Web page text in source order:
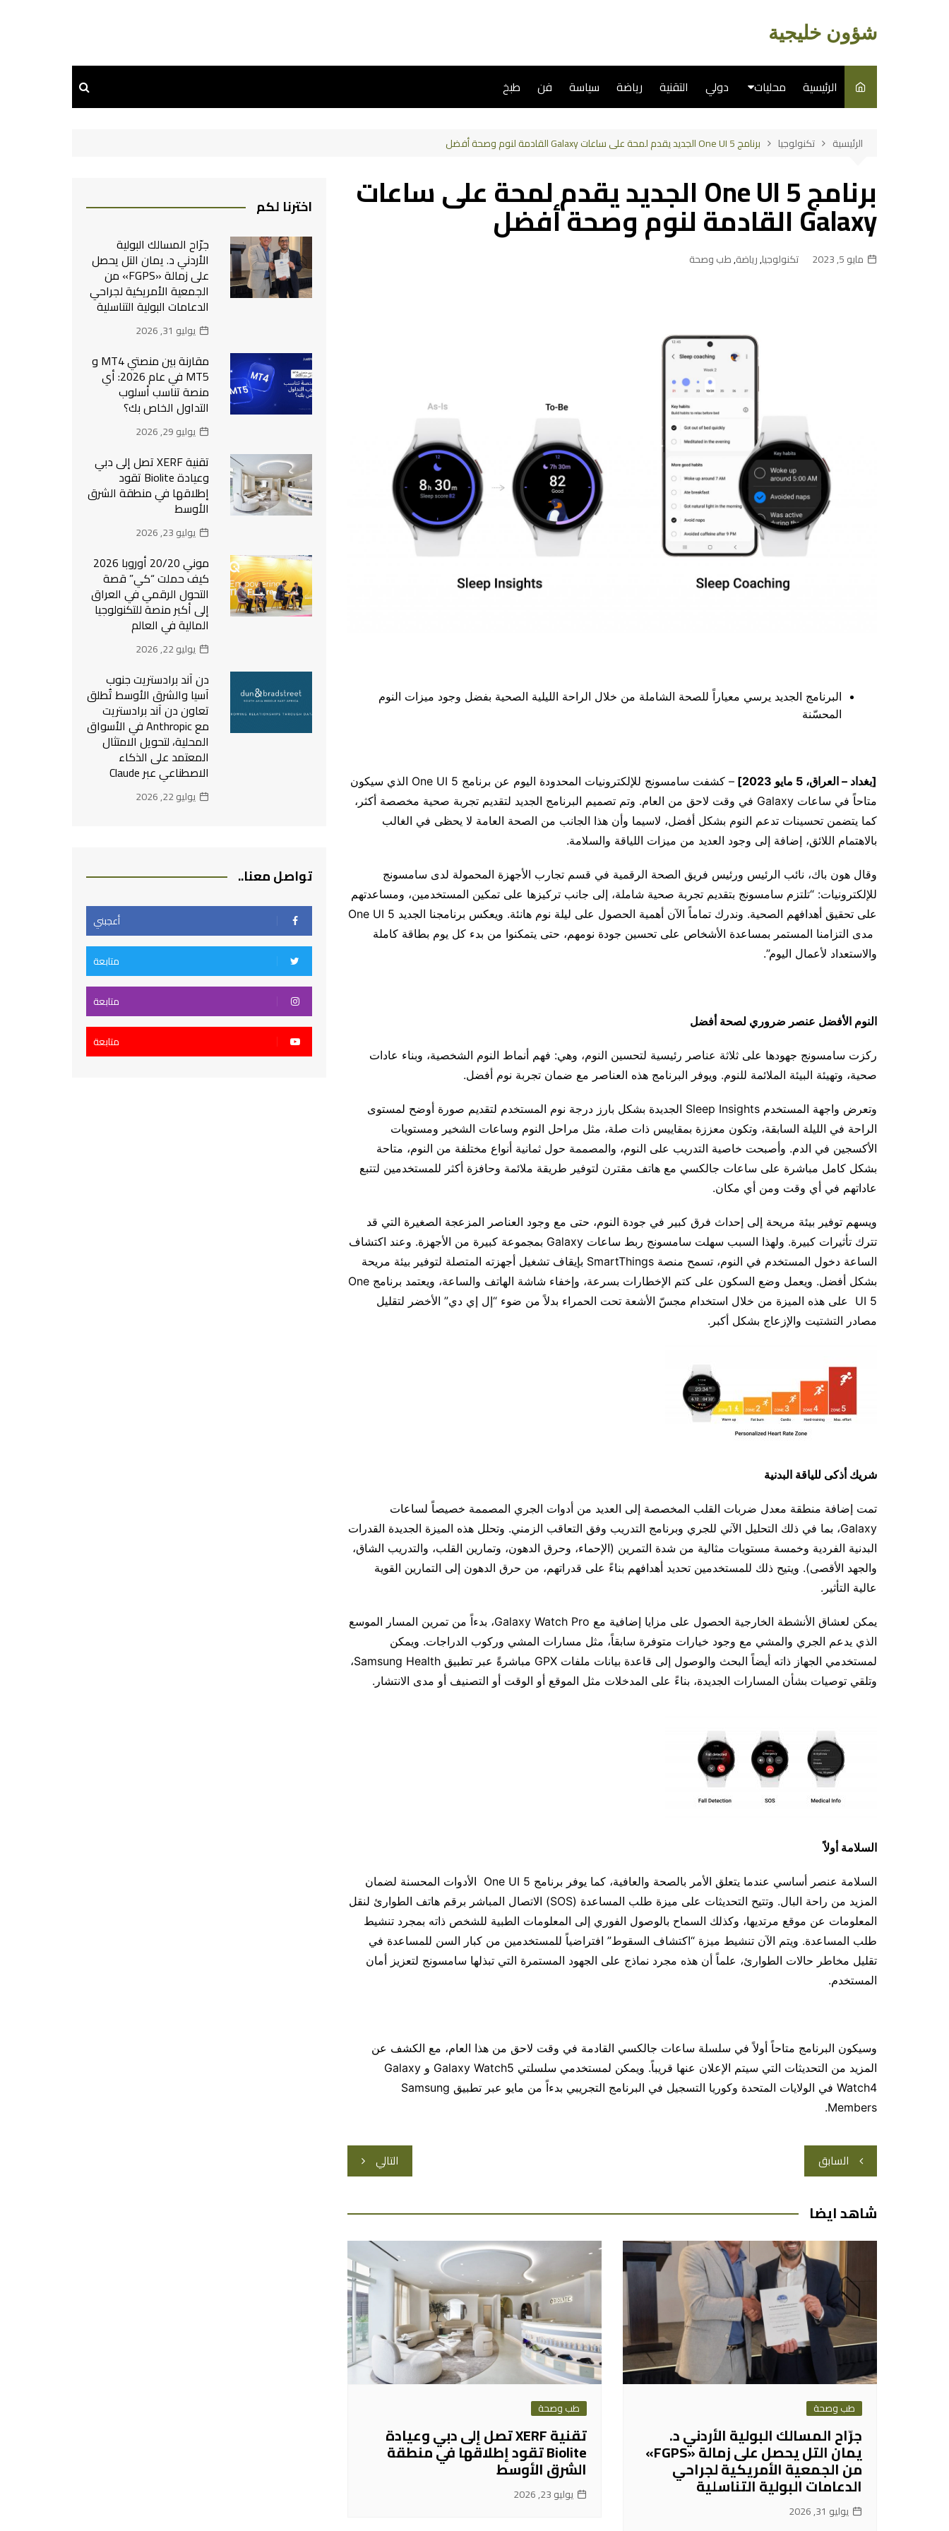
شؤون خليجية
الرئيسية محليات
طبخ
دولي التقنية رياضة سياسة فن طبخ
الرئيسية تكنولوجيا برنامج One UI 5 الجديد يقدم لمحة على ساعات Galaxy القادمة لنوم وصحة أفضل
برنامج One UI 5 الجديد يقدم لمحة على ساعات
Galaxy القادمة لنوم وصحة أفضل
مايو 5, 2023 تكنولوجيا,رياضة,طب وصحة
البرنامج الجديد يرسي معياراً للصحة الشاملة من خلال الراحة الليلية الصحية بفضل وجود ميزات النوم
المحسّنة
[بغداد – العراق، 5 مايو 2023]
– كشفت سامسونج للإلكترونيات المحدودة اليوم عن برنامج One UI 5 الذي سيكون
متاحاً في ساعات Galaxy في وقت لاحق من العام. وتم تصميم البرنامج الجديد لتقديم تجربة صحية مخصصة أكثر،
كما يتضمن تحسينات تدعم النوم بشكل أفضل، لاسيما وأن هذا الجانب من الصحة العامة لا يحظى في الغالب
بالاهتمام اللائق، إضافة إلى وجود العديد من ميزات اللياقة والسلامة.
وقال هون باك، نائب الرئيس ورئيس فريق الصحة الرقمية في قسم تجارب الأجهزة المحمولة لدى سامسونج
للإلكترونيات: “تلتزم سامسونج بتقديم تجربة صحية شاملة، إلى جانب تركيزها على تمكين المستخدمين، ومساعدتهم
على تحقيق أهدافهم الصحية. وندرك تماماً الآن أهمية الحصول على ليلة نوم هانئة. ويعكس برنامجنا الجديد One UI 5
مدى التزامنا المستمر بمساعدة الأشخاص على تحسين جودة نومهم، حتى يتمكنوا من بدء كل يوم بطاقة كاملة
والاستعداد لأعمال اليوم”.
النوم الأفضل عنصر ضروري لصحة أفضل
ركزت سامسونج جهودها على ثلاثة عناصر رئيسية لتحسين النوم، وهي: فهم أنماط النوم الشخصية، وبناء عادات
صحية، وتهيئة البيئة الملائمة للنوم. ويوفر البرنامج هذه العناصر مع ضمان تجربة نوم أفضل.
وتعرض واجهة المستخدم Sleep Insights الجديدة بشكل بارز درجة نوم المستخدم لتقديم صورة أوضح لمستوى
الراحة في الليلة السابقة، وتكون معززة بمقاييس ذات صلة، مثل مراحل النوم وساعات الشخير ومستويات
الأكسجين في الدم. وأصبحت خاصية التدريب على النوم، والمصممة حول ثمانية أنواع مختلفة من النوم، متاحة
بشكل كامل مباشرة على ساعات جالكسي مع هاتف مقترن لتوفير طريقة ملائمة وحافزة أكثر للمستخدمين لتتبع
عاداتهم في أي وقت ومن أي مكان.
ويسهم توفير بيئة مريحة إلى إحداث فرق كبير في جودة النوم، حتى مع وجود العناصر المزعجة الصغيرة التي قد
تترك تأثيرات كبيرة. ولهذا السبب سهلت سامسونج ربط ساعات Galaxy بمجموعة كبيرة من الأجهزة. وعند اكتشاف
الساعة دخول المستخدم في النوم، تسمح منصة SmartThings بإيقاف تشغيل أجهزته المتصلة لتوفير بيئة مريحة
بشكل أفضل. ويعمل وضع السكون على كتم الإخطارات بسرعة، وإخفاء شاشة الهاتف والساعة، ويعتمد برنامج One
UI 5 على هذه الميزة من خلال استخدام مجسّ الأشعة تحت الحمراء بدلاً من ضوء “إل إي دي” الأخضر لتقليل
مصادر التشتيت والإزعاج بشكل أكبر.
شريك أذكى للياقة البدنية
تمت إضافة منطقة معدل ضربات القلب المخصصة إلى العديد من أدوات الجري المصممة خصيصاً لساعات
Galaxy، بما في ذلك التحليل الآني للجري وبرنامج التدريب وفق التعاقب الزمني. وتحلل هذه الميزة الجديدة القدرات
البدنية الفردية وخمسة مستويات مثالية من شدة التمرين (الإحماء، وحرق الدهون، وتمارين القلب، والتدريب الشاق،
والجهد الأقصى). ويتيح ذلك للمستخدمين تحديد أهدافهم بناءً على قدراتهم، من حرق الدهون إلى التمارين القوية
عالية التأثير.
يمكن لعشاق الأنشطة الخارجية الحصول على مزايا إضافية مع Galaxy Watch Pro، بدءاً من تمرين المسار الموسع
الذي يدعم الجري والمشي مع وجود خيارات متوفرة سابقاً، مثل مسارات المشي وركوب الدراجات. ويمكن
لمستخدمي الجهاز ذاته أيضاً البحث والوصول إلى قاعدة بيانات ملفات GPX مباشرةً عبر تطبيق Samsung Health،
وتلقي توصيات بشأن المسارات الجديدة، بناءً على المدخلات مثل الموقع أو الوقت أو التصنيف أو مدى الانتشار.
السلامة أولاً
السلامة عنصر أساسي عندما يتعلق الأمر بالصحة والعافية، كما يوفر برنامج One UI 5 الأدوات المحسنة لضمان
المزيد من راحة البال. وتتيح التحديثات على ميزة طلب المساعدة (SOS) الاتصال المباشر برقم هاتف الطوارئ لنقل
المعلومات عن موقع مرتديها، وكذلك السماح بالوصول الفوري إلى المعلومات الطبية للشخص ذاته بمجرد تنشيط
طلب المساعدة. ويتم الآن تنشيط ميزة “اكتشاف السقوط” افتراضياً للمستخدمين من كبار السن للمساعدة في
تقليل مخاطر حالات الطوارئ، علماً أن هذه مجرد نماذج على الجهود المستمرة التي تبذلها سامسونج لتعزيز أمان
المستخدم.
وسيكون البرنامج متاحاً أولاً في سلسلة ساعات جالكسي القادمة في وقت لاحق من هذا العام، مع الكشف عن
المزيد من التحديثات التي سيتم الإعلان عنها قريباً. ويمكن لمستخدمي سلسلتي Galaxy Watch5 و Galaxy
Watch4 في الولايات المتحدة وكوريا التسجيل في البرنامج التجريبي بدءاً من مايو عبر تطبيق Samsung
Members.
تصفّح
المقالات
السابق التالي
شاهد ايضا
طب وصحة
جرّاح المسالك البولية الأردني د.
يمان التل يحصل على زمالة «FGPS»
من الجمعية الأمريكية لجراحي
الدعامات البولية التناسلية
يوليو 31, 2026
طب وصحة
تقنية XERF تصل إلى دبي وعيادة
Biolite تقود إطلاقها في منطقة
الشرق الأوسط
يوليو 23, 2026
اخترنا لكم
جرّاح المسالك البولية
الأردني د. يمان التل يحصل
على زمالة «FGPS» من
الجمعية الأمريكية لجراحي
الدعامات البولية التناسلية
يوليو 31, 2026
مقارنة بين منصتي MT4 و
MT5 في عام 2026: أي
منصة تناسب أسلوب
التداول الخاص بك؟
يوليو 29, 2026
تقنية XERF تصل إلى دبي
وعيادة Biolite تقود
إطلاقها في منطقة الشرق
الأوسط
يوليو 23, 2026
موني 20/20 أوروبا 2026
كيف حملت “كي” قصة
التحول الرقمي في العراق
إلى أكبر منصة للتكنولوجيا
المالية في العالم
يوليو 22, 2026
دن آند برادستريت جنوب
آسيا والشرق الأوسط تُطلق
تعاون دن آند برادستريت
مع Anthropic في الأسواق
المحلية، لتحويل الامتثال
المعتمد على الذكاء
الاصطناعي عبر Claude
يوليو 22, 2026
تواصل معنا..
أعجبني
متابعة
متابعة
متابعة